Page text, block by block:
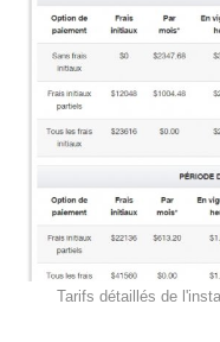
Tarifs détaillés de